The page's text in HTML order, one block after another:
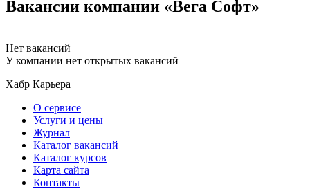
Вакансии компании «Вега Софт»
Нет вакансий
У компании нет открытых вакансий
Хабр Карьера
О сервисе
Услуги и цены
Журнал
Каталог вакансий
Каталог курсов
Карта сайта
Контакты